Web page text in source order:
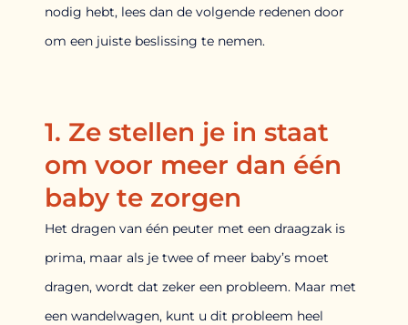
nodig hebt, lees dan de volgende redenen door
om een juiste beslissing te nemen.
1. Ze stellen je in staat
om voor meer dan één
baby te zorgen
Het dragen van één peuter met een draagzak is
prima, maar als je twee of meer baby’s moet
dragen, wordt dat zeker een probleem. Maar met
een wandelwagen, kunt u dit probleem heel